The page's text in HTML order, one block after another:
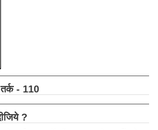
- 110
?